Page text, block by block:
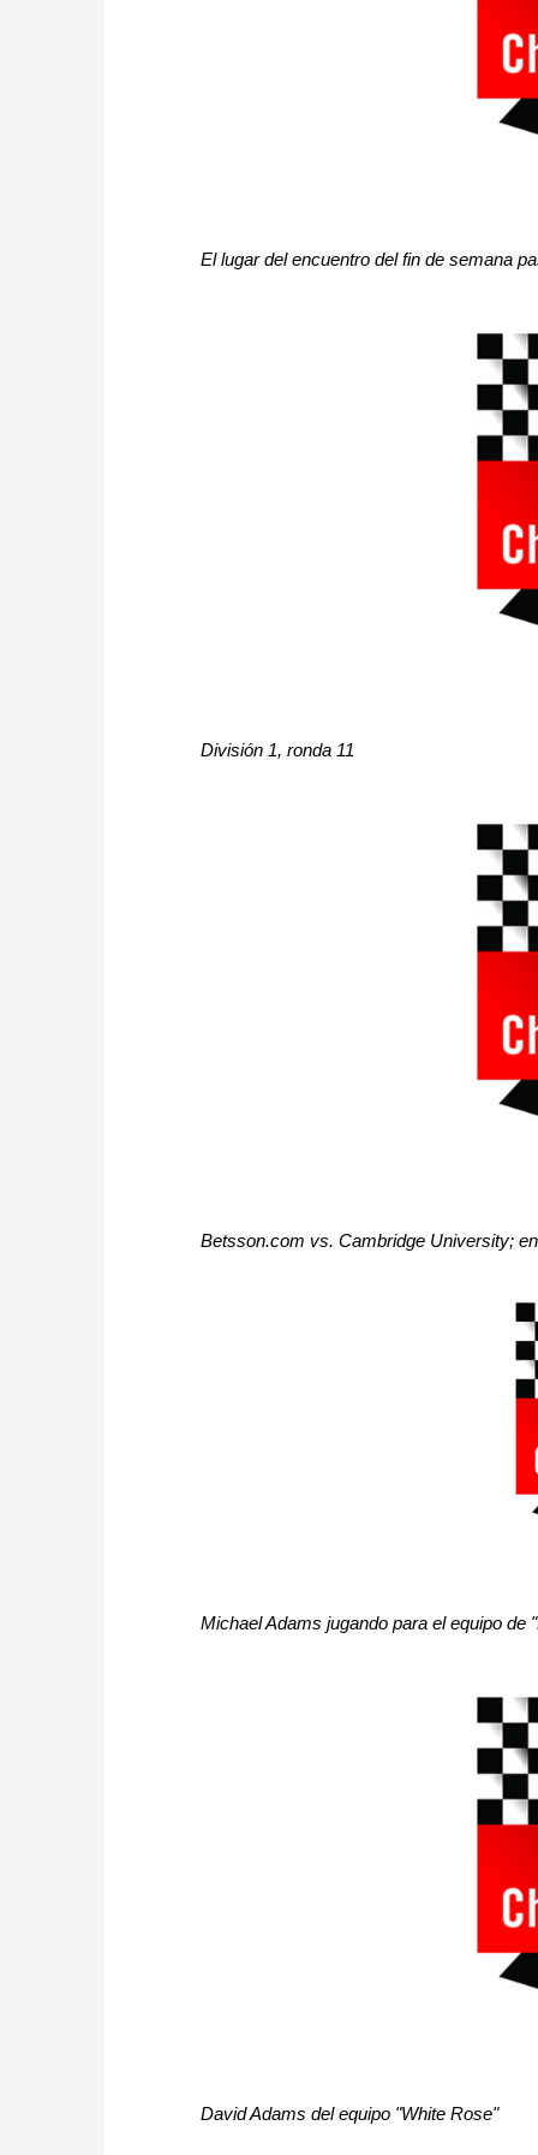
El lugar del encuentro del fin de semana
División 1, ronda 11
Betsson.com vs. Cambridge University;
Michael Adams jugando para el equipo de
David Adams del equipo "White Rose"